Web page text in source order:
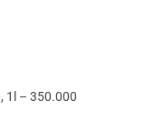
1l – 350.000